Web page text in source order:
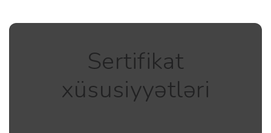
Sertifikat
xüsusiyyətləri